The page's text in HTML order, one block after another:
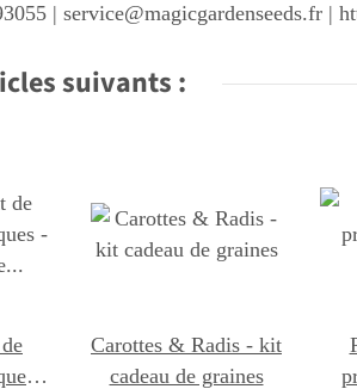
| service@magicgardenseeds.fr |
suivants :
-
Carottes & Radis - kit
cadeau de graines